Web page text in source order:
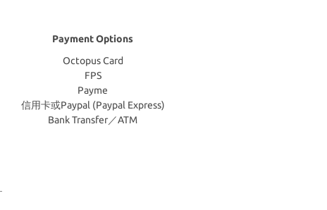
Payment Options
Octopus Card
FPS
Payme
信用卡或Paypal (Paypal Express)
Bank Transfer／ATM